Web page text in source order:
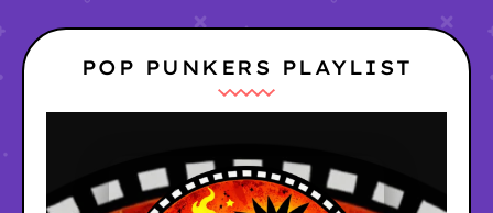
POP PUNKERS PLAYLIST